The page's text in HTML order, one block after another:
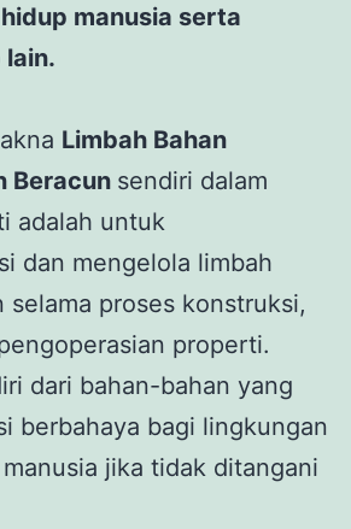
manusia serta
lain.
Limbah Bahan
Beracun sendiri dalam
adalah untuk
dan mengelola limbah
selama proses konstruksi,
properti.
dari bahan-bahan yang
berbahaya bagi lingkungan
jika tidak ditangani